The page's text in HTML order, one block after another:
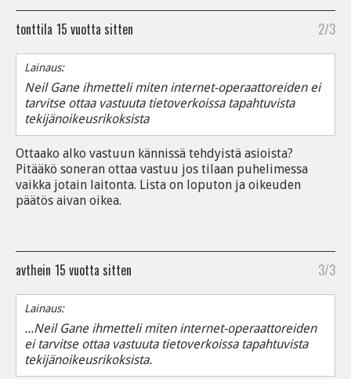
tonttila 15 vuotta sitten 2/3
Lainaus:
Neil Gane ihmetteli miten internet-operaattoreiden ei
tarvitse ottaa vastuuta tietoverkoissa tapahtuvista
tekijänoikeusrikoksista
Ottaako alko vastuun kännissä tehdyistä asioista?
Pitääkö soneran ottaa vastuu jos tilaan puhelimessa
vaikka jotain laitonta. Lista on loputon ja oikeuden
päätös aivan oikea.
avthein 15 vuotta sitten 3/3
Lainaus:
...Neil Gane ihmetteli miten internet-operaattoreiden
ei tarvitse ottaa vastuuta tietoverkoissa tapahtuvista
tekijänoikeusrikoksista.